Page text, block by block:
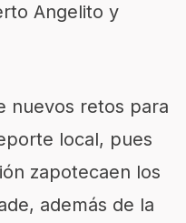
Angelito y
nuevos retos para
local, pues
zapotecaen los
, además de la